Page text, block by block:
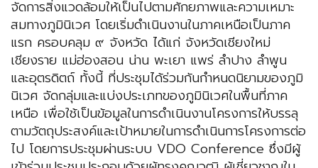
จัดการสิ่งแวดล้อมให้เป็นไปตามศักยภาพและความเหมาะ
สมทางภูมินิเวศ โดยเริ่มดำเนินงานในภาคเหนือเป็นภาค
แรก ครอบคลุม ๙ จังหวัด ได้แก่ จังหวัดเชียงใหม่
เชียงราย แม่ฮ่องสอน น่าน พะเยา แพร่ ลำปาง ลำพูน
และอุตรดิตถ์ ทั้งนี้ ที่ประชุมได้ร่วมกันกำหนดนิยามของภูมิ
นิเวศ จัดกลุ่มและแบ่งประเภทของภูมินิเวศในพื้นที่ภาค
เหนือ เพื่อใช้เป็นข้อมูลในการดำเนินงานโครงการให้บรรลุ
ตามวัตถุประสงค์และเป้าหมายในการดำเนินการโครงการต่อ
ไป โดยการประชุมผ่านระบบ VDO Conference ซึ่งมีผู้